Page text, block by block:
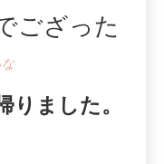
ござった
な
りました。